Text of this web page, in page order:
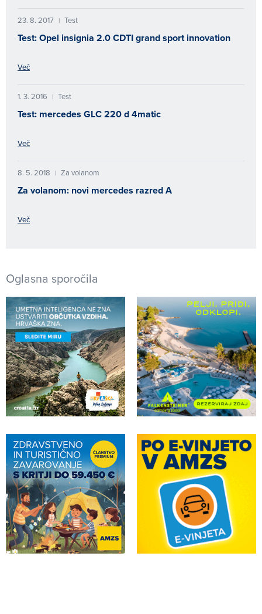
23. 8. 2017 | Test
Test: Opel insignia 2.0 CDTI grand sport innovation
Več
1. 3. 2016 | Test
Test: mercedes GLC 220 d 4matic
Več
8. 5. 2018 | Za volanom
Za volanom: novi mercedes razred A
Več
Oglasna sporočila